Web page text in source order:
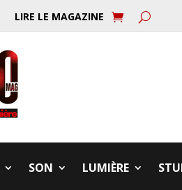
LIRE LE MAGAZINE
SON LUMIÈRE